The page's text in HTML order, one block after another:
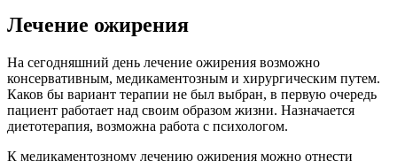
Лечение ожирения
На сегодняшний день лечение ожирения возможно
консервативным, медикаментозным и хирургическим путем.
Каков бы вариант терапии не был выбран, в первую очередь
пациент работает над своим образом жизни. Назначается
диетотерапия, возможна работа с психологом.
К медикаментозному лечению ожирения можно отнести